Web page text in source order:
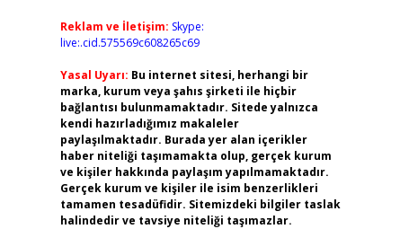
Reklam ve İletişim: Skype:
live:.cid.575569c608265c69
Yasal Uyarı: Bu internet sitesi, herhangi bir
marka, kurum veya şahıs şirketi ile hiçbir
bağlantısı bulunmamaktadır. Sitede yalnızca
kendi hazırladığımız makaleler
paylaşılmaktadır. Burada yer alan içerikler
haber niteliği taşımamakta olup, gerçek kurum
ve kişiler hakkında paylaşım yapılmamaktadır.
Gerçek kurum ve kişiler ile isim benzerlikleri
tamamen tesadüfidir. Sitemizdeki bilgiler taslak
halindedir ve tavsiye niteliği taşımazlar.